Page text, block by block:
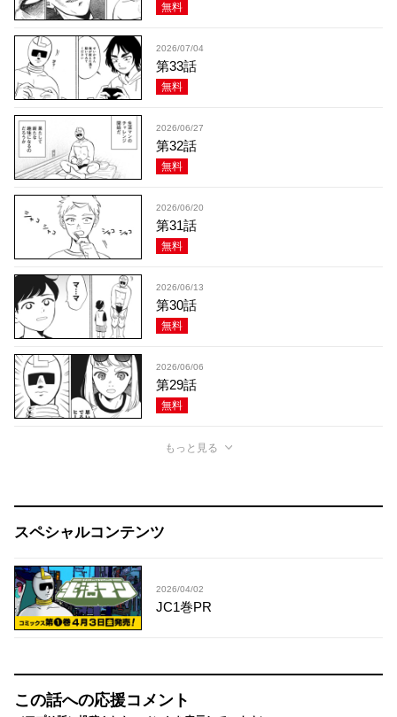
無料
2026/07/04
第33話
無料
2026/06/27
第32話
無料
2026/06/20
第31話
無料
2026/06/13
第30話
無料
2026/06/06
第29話
無料
もっと見る
スペシャルコンテンツ
2026/04/02
JC1巻PR
この話への応援コメント